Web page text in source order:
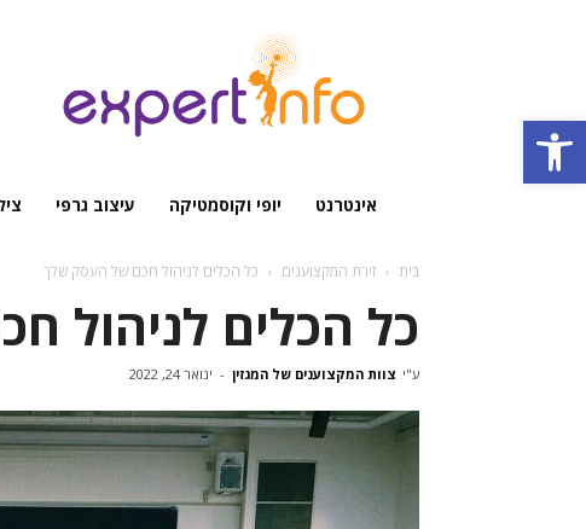
Open toolbar
אינטרנט יופי וקוסמטיקה עיצוב גרפי
בית זירת המקצוענים כל הכלים לניהול חכם של העסק שלך
כל הכלים לניהול
ע"י צוות המקצוענים של המגזין - ינואר 24, 2022